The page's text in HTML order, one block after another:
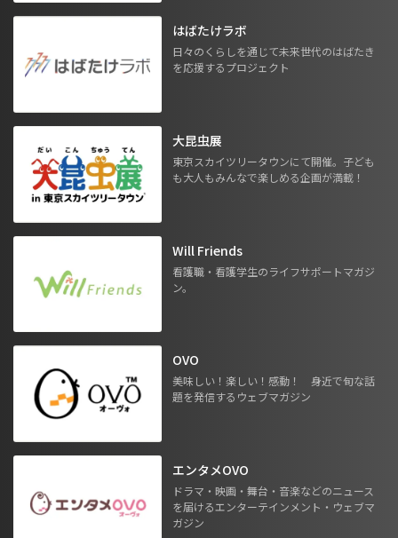
はばたけラボ
日々のくらしを通じて未来世代のはばたき
を応援するプロジェクト
大昆虫展
東京スカイツリータウンにて開催。子ども
も大人もみんなで楽しめる企画が満載！
Will Friends
看護職・看護学生のライフサポートマガジ
ン。
OVO
美味しい！楽しい！感動！ 身近で旬な話
題を発信するウェブマガジン
エンタメOVO
ドラマ・映画・舞台・音楽などのニュース
を届けるエンターテインメント・ウェブマ
ガジン